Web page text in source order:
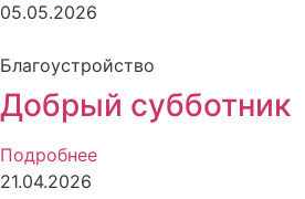
05.05.2026
Благоустройство
Добрый субботник
Подробнее
21.04.2026